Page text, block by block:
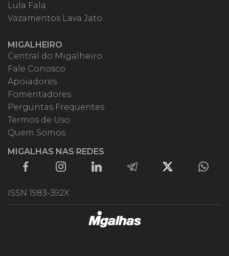
Lula Fala
Vazamentos Lava Jato
MIGALHEIRO
Central do Migalheiro
Fale Conosco
Apoiadores
Fomentadores
Perguntas Frequentes
Termos de Uso
Quem Somos
MIGALHAS NAS REDES
ISSN 1983-392X